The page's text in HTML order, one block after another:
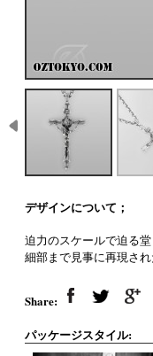
デザインについて；
迫力のスケールで迫る
細部まで見事に再現さ
Share:
パッケージスタイル: